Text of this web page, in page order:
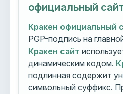
официальный
Кракен официальный
PGP-подпись на
Кракен сайт
динамическим кодом.
подлинная содержит
символьный суффикс.